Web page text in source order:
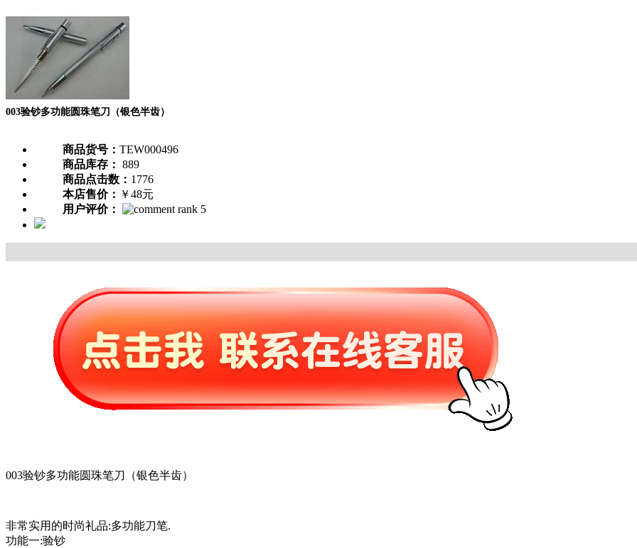
003验钞多功能圆珠笔刀（银色半齿）
商品货号： TEW000496
商品库存： 889
商品点击数： 1776
本店售价： ￥48元
用户评价：
003验钞多功能圆珠笔刀（银色半齿）
非常实用的时尚礼品:多功能刀笔.
功能一:验钞